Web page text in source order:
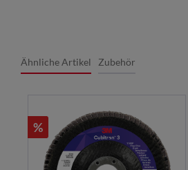
Ähnliche Artikel Zubehör
%